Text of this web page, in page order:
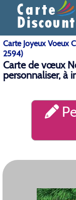
Carte Joyeux Voeux
2594)
Carte de vœux
personnaliser, à